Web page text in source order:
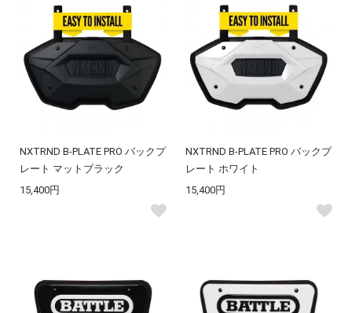
NXTRND B-PLATE PRO バックプ
レート マットブラック
15,400円
NXTRND B-PLATE PRO バックプ
レート ホワイト
15,400円